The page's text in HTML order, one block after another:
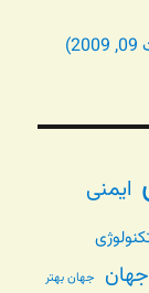
ایمنی
جهان جهان بهتر